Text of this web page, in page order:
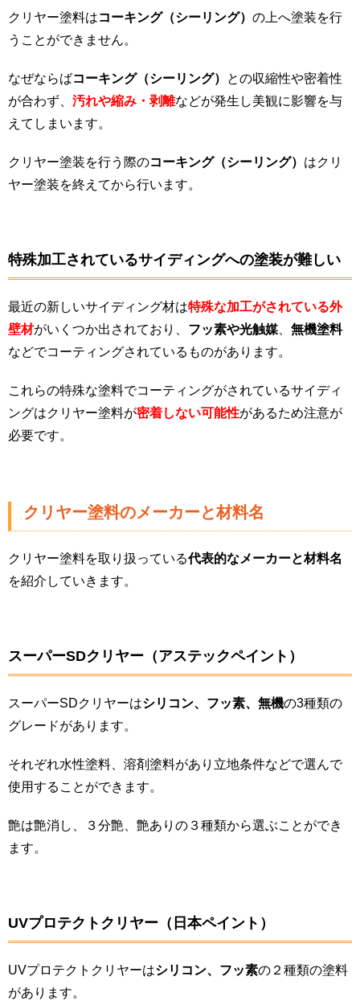
クリヤー塗料はコーキング（シーリング） の上へ塗装を行
うことができません。
なぜならばコーキング（シーリング）
との収縮性や密着性
が合わず、 汚れや縮み・剥離などが発生し美観に影響を与
えてしまいます。
クリヤー塗装を行う際のコーキング（シーリング） はクリ
ヤー塗装を終えてから行います。
特殊加工されているサイディングへの塗装が難しい
最近の新しいサイディング材は特殊な加工がされている外
壁材がいくつか出されており、 フッ素や光触媒
無機塗料
などでコーティングされているものがあります。
これらの特殊な塗料でコーティングがされているサイディ
ングはクリヤー塗料が密着しない可能性があるため注意が
必要です。
クリヤー塗料のメーカーと材料名
クリヤー塗料を取り扱っている代表的なメーカーと材料名
を紹介していきます。
スーパーSDクリヤー（アステックペイント）
スーパーSDクリヤーはシリコン、フッ素、無機の3種類の
グレードがあります。
それぞれ水性塗料、溶剤塗料があり立地条件などで選んで
使用することができます。
艶は艶消し、３分艶、艶ありの３種類から選ぶことができ
ます。
UVプロテクトクリヤー（日本ペイント）
UVプロテクトクリヤーはシリコン、フッ素の２種類の塗料
があります。